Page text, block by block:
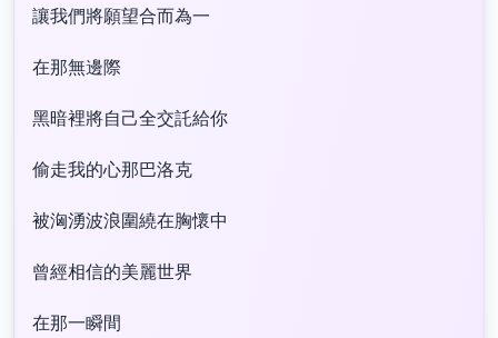
讓我們將願望合而為一
在那無邊際
黑暗裡將自己全交託給你
偷走我的心那巴洛克
被洶湧波浪圍繞在胸懷中
曾經相信的美麗世界
在那一瞬間